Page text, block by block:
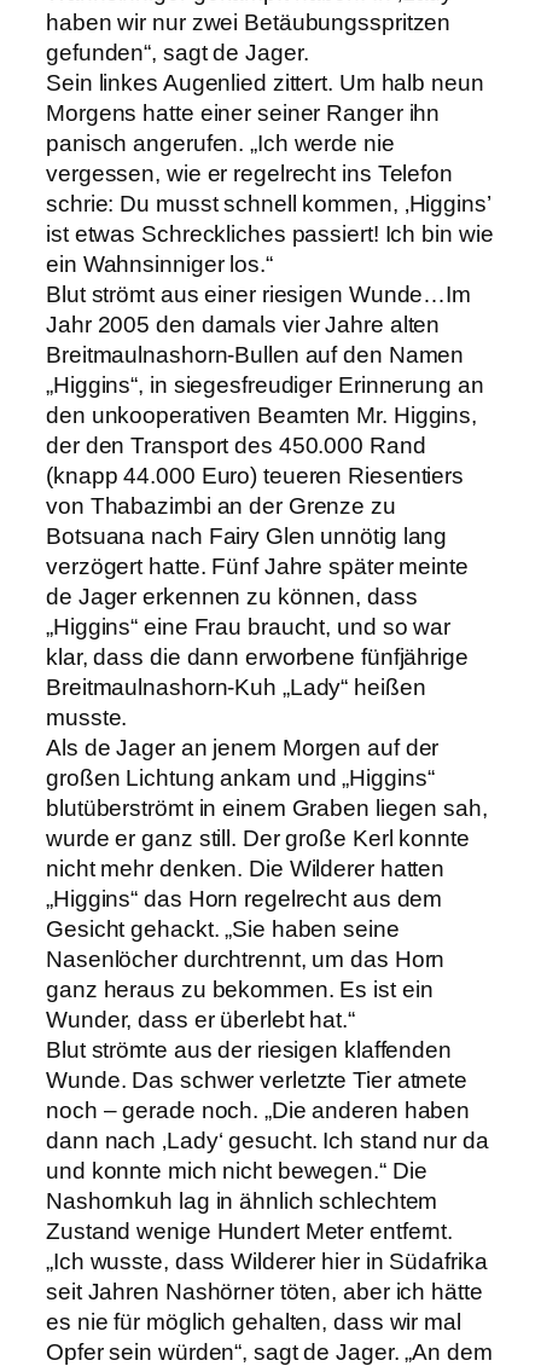
haben wir nur zwei Betäubungsspritzen
gefunden“, sagt de Jager.
Sein linkes Augenlied zittert. Um halb neun
Morgens hatte einer seiner Ranger ihn
panisch angerufen. „Ich werde nie
vergessen, wie er regelrecht ins Telefon
schrie: Du musst schnell kommen, ‚Higgins’
ist etwas Schreckliches passiert! Ich bin wie
ein Wahnsinniger los.“
Blut strömt aus einer riesigen Wunde…Im
Jahr 2005 den damals vier Jahre alten
Breitmaulnashorn-Bullen auf den Namen
„Higgins“, in siegesfreudiger Erinnerung an
den unkooperativen Beamten Mr. Higgins,
der den Transport des 450.000 Rand
(knapp 44.000 Euro) teueren Riesentiers
von Thabazimbi an der Grenze zu
Botsuana nach Fairy Glen unnötig lang
verzögert hatte. Fünf Jahre später meinte
de Jager erkennen zu können, dass
„Higgins“ eine Frau braucht, und so war
klar, dass die dann erworbene fünfjährige
Breitmaulnashorn-Kuh „Lady“ heißen
musste.
Als de Jager an jenem Morgen auf der
großen Lichtung ankam und „Higgins“
blutüberströmt in einem Graben liegen sah,
wurde er ganz still. Der große Kerl konnte
nicht mehr denken. Die Wilderer hatten
„Higgins“ das Horn regelrecht aus dem
Gesicht gehackt. „Sie haben seine
Nasenlöcher durchtrennt, um das Horn
ganz heraus zu bekommen. Es ist ein
Wunder, dass er überlebt hat.“
Blut strömte aus der riesigen klaffenden
Wunde. Das schwer verletzte Tier atmete
noch – gerade noch. „Die anderen haben
dann nach ‚Lady‘ gesucht. Ich stand nur da
und konnte mich nicht bewegen.“ Die
Nashornkuh lag in ähnlich schlechtem
Zustand wenige Hundert Meter entfernt.
„Ich wusste, dass Wilderer hier in Südafrika
seit Jahren Nashörner töten, aber ich hätte
es nie für möglich gehalten, dass wir mal
Opfer sein würden“, sagt de Jager. „An dem